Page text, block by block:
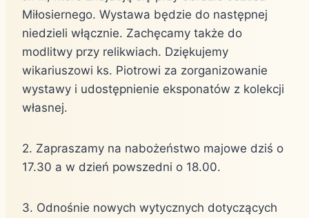
Miłosiernego. Wystawa będzie do następnej
niedzieli włącznie. Zachęcamy także do
modlitwy przy relikwiach. Dziękujemy
wikariuszowi ks. Piotrowi za zorganizowanie
wystawy i udostępnienie eksponatów z kolekcji
własnej.
2. Zapraszamy na nabożeństwo majowe dziś o
17.30 a w dzień powszedni o 18.00.
3. Odnośnie nowych wytycznych dotyczących